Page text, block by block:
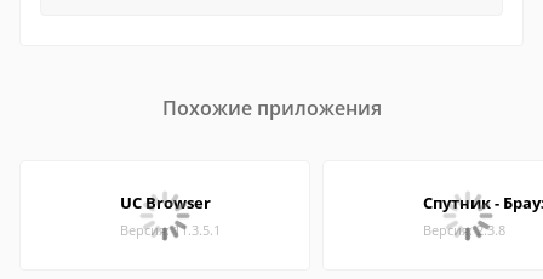
Похожие приложения
UC Browser
Версия: 11.3.5.1
Спутник -
Версия: 2.3.8